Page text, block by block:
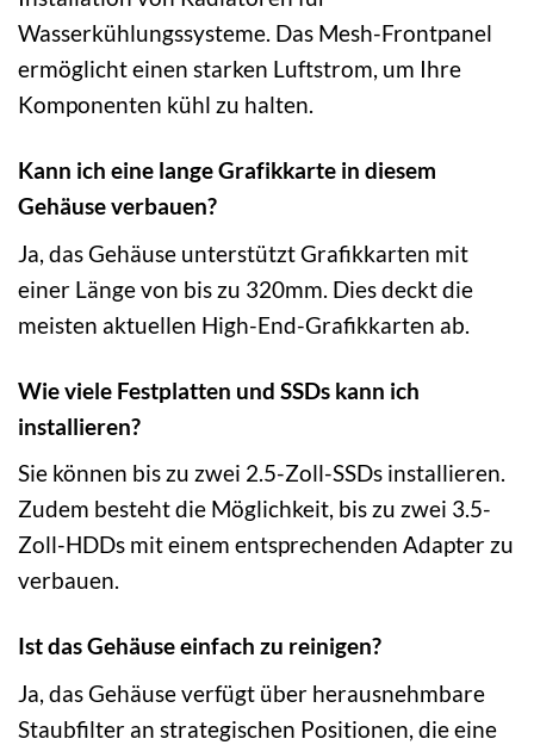
Wasserkühlungssysteme. Das Mesh-Frontpanel
ermöglicht einen starken Luftstrom, um Ihre
Komponenten kühl zu halten.
Kann ich eine lange Grafikkarte in diesem
Gehäuse verbauen?
Ja, das Gehäuse unterstützt Grafikkarten mit
einer Länge von bis zu 320mm. Dies deckt die
meisten aktuellen High-End-Grafikkarten ab.
Wie viele Festplatten und SSDs kann ich
installieren?
Sie können bis zu zwei 2.5-Zoll-SSDs installieren.
Zudem besteht die Möglichkeit, bis zu zwei 3.5-
Zoll-HDDs mit einem entsprechenden Adapter zu
verbauen.
Ist das Gehäuse einfach zu reinigen?
Ja, das Gehäuse verfügt über herausnehmbare
Staubfilter an strategischen Positionen, die eine